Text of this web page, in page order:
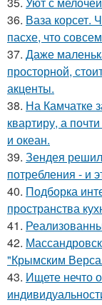
36. Ваза корсет.
пасхе, что
37. Даже
просторной,
акценты.
38. На Камчатке
квартиру, а
и океан.
39. Зендея
потребления - и
40. Подборка
пространства
41.
42.
"Крымским
43. Ищете нечто